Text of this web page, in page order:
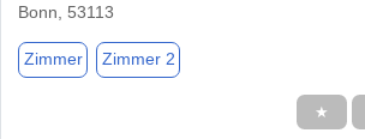
Bonn, 53113
Zimmer Zimmer 2
★